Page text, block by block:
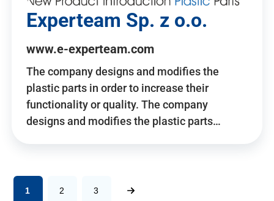
Experteam Sp. z o.o.
www.e-experteam.com
The company designs and modifies the
plastic parts in order to increase their
functionality or quality. The company
designs and modifies the plastic parts…
1 2 3